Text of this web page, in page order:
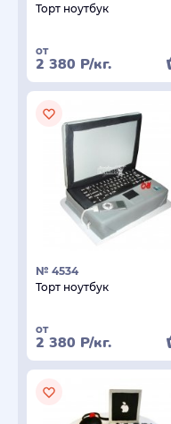
Торт ноутбук
от
2 380 Р/кг.
№ 4534
Торт ноутбук
от
2 380 Р/кг.